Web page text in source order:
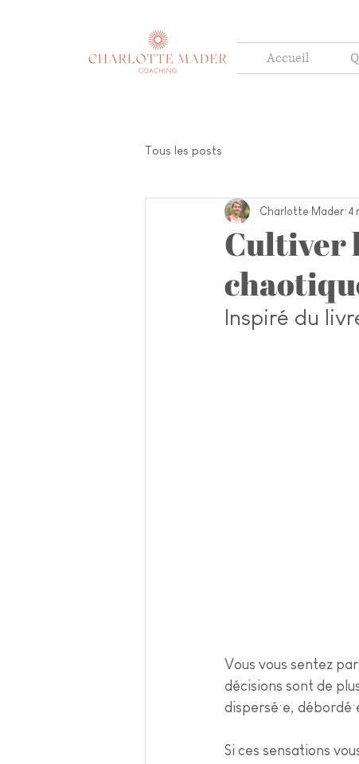
Accueil
Tous les posts
Cultiver
Charlotte Mader 4
Inspiré du
Vous vous sentez
décisions sont de
dispersé·e,
Si ces sensations